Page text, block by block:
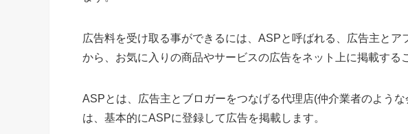
広告料を受け取る事ができるには、ASPと呼ばれる、広告主と
から、お気に入りの商品やサービスの広告をネット上に掲載する
ASPとは、広告主とブロガーをつなげる代理店(仲介業者のよう
は、基本的にASPに登録して広告を掲載します。